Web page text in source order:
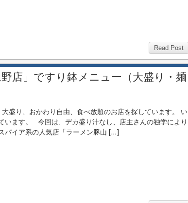
Read Post
店」ですり鉢メニュー（大盛り・麺
盛り、おかわり自由、食べ放題のお店を探しています。 い
います。 今回は、デカ盛り汁なし、店主さんの独学により
パイア系の人気店「ラーメン豚山 […]